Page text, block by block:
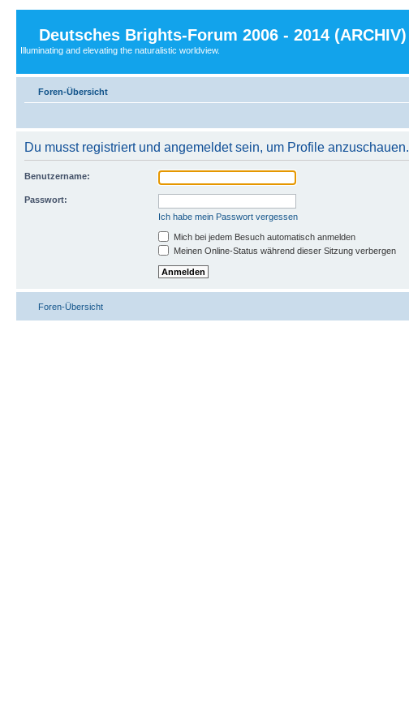
Deutsches Brights-Forum 2006 - 2014 (ARCHIV)
Illuminating and elevating the naturalistic worldview.
Foren-Übersicht
Du musst registriert und angemeldet sein, um Profile anzuschauen.
Benutzername:
Passwort:
Ich habe mein Passwort vergessen
Mich bei jedem Besuch automatisch anmelden
Meinen Online-Status während dieser Sitzung verbergen
Foren-Übersicht